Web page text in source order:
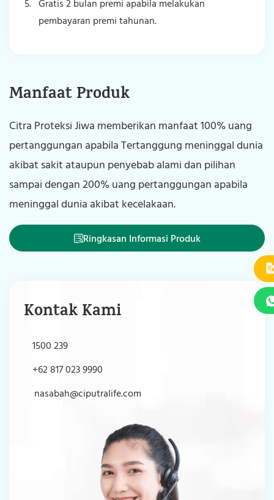
Gratis 2 bulan premi apabila melakukan
pembayaran premi tahunan.
Manfaat Produk
Citra Proteksi Jiwa memberikan manfaat 100% uang
pertanggungan apabila Tertanggung meninggal dunia
akibat sakit ataupun penyebab alami dan pilihan
sampai dengan 200% uang pertanggungan apabila
meninggal dunia akibat kecelakaan.
Ringkasan Informasi Produk
Kontak Kami
1500 239
+62 817 023 9990
nasabah@ciputralife.com